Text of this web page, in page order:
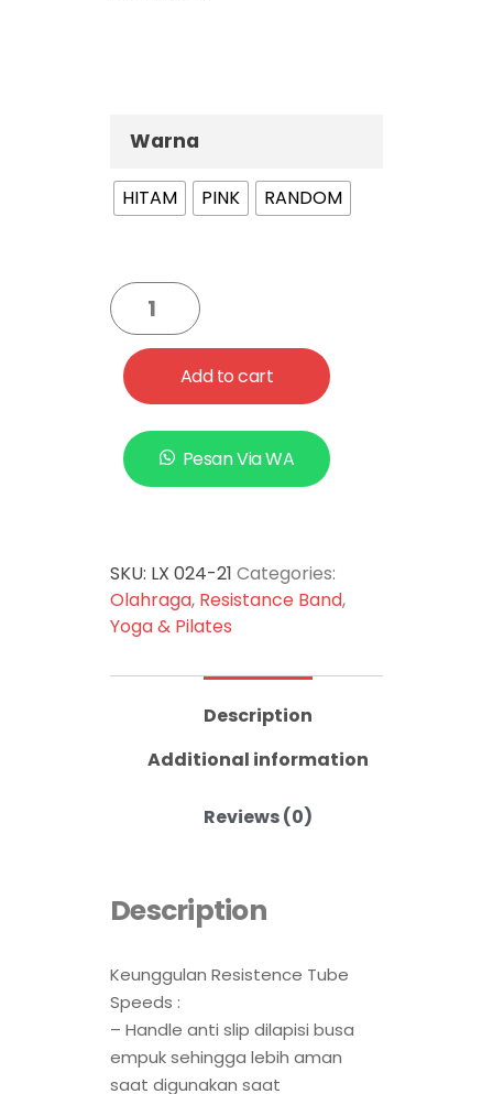
Warna
HITAM PINK RANDOM
Add to cart
Pesan Via WA
SKU: LX 024-21 Categories:
Olahraga, Resistance Band,
Yoga & Pilates
Description
Additional information
Reviews (0)
Description
Keunggulan Resistence Tube
Speeds :
– Handle anti slip dilapisi busa
empuk sehingga lebih aman
saat digunakan saat